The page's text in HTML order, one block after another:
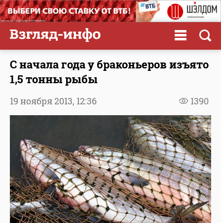
С начала года у браконьеров изъято
1,5 тонны рыбы
1390
19 ноября 2013, 12:36